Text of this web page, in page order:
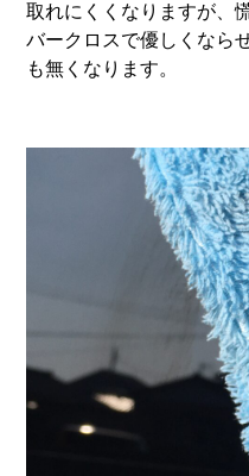
取れにくくなりますが、
バークロスで優しくなら
も無くなります。